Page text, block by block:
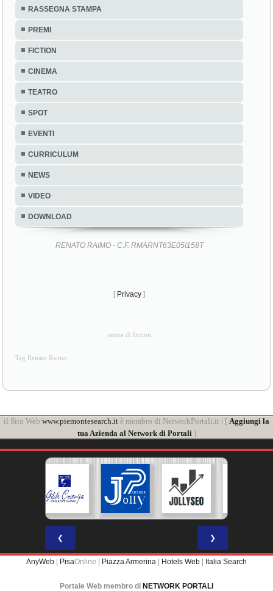
RASSEGNA STAMPA
PREMI
FICTION
CINEMA
TEATRO
SPOT
EVENTI
CURRICULUM
NEWS
VIDEO
DOWNLOAD
RENATO RAIMO - C.F. RMARNT63E05I158T
[ Privacy ]
attore di fiction
Tag Renato Raimo
il Sito Web www.piemontesearch.it è membro di NetworkPortali.it | [ Aggiungi la
tua Azienda al Network di Portali]
❮ ❯
AnyWeb PisaOnline | Piazza Armerina Hotels Web Italia Search
Portale Web membro di NETWORK PORTALI